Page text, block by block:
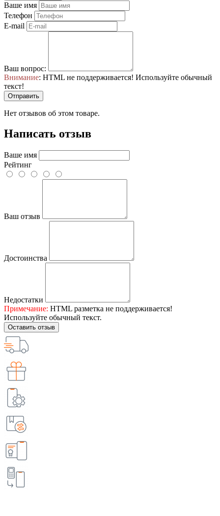
Ваше имя
Телефон
E-mail
Ваш вопрос:
Внимание: HTML не поддерживается! Используйте обычный
текст!
Отправить
Нет отзывов об этом товаре.
Написать отзыв
Ваше имя
Рейтинг
Ваш отзыв
Достоинства
Недостатки
Примечание: HTML разметка не поддерживается!
Используйте обычный текст.
Оставить отзыв